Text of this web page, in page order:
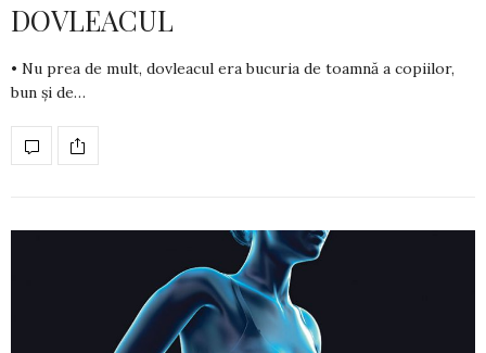
DOVLEACUL
• Nu prea de mult, dovleacul era bucuria de toamnă a co­piilor,
bun și de…